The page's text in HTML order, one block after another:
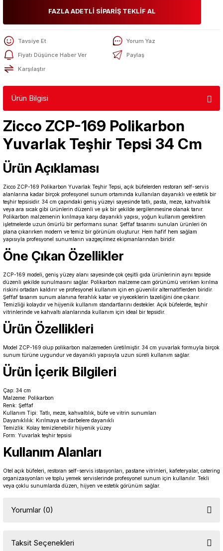
FAZLA ADETLİ SİPARİŞ TEKLİF AL
Tavsiye Et
Yorum Yaz
Fiyatı Düşünce Haber Ver
Paylaş
Karşılaştır
Ürün Bilgisi
Zicco ZCP-169 Polikarbon
Yuvarlak Teşhir Tepsi 34 Cm
Ürün Açıklaması
Zicco ZCP-169 Polikarbon Yuvarlak Teşhir Tepsi, açık büfelerden restoran self-servis
alanlarına kadar birçok profesyonel sunum ortamında kullanılan dayanıklı ve estetik bir
teşhir tepsisidir. 34 cm çapındaki geniş yüzeyi sayesinde tatlı, pasta, meze, kahvaltılık
veya ara sıcak gibi ürünlerin düzenli ve şık bir şekilde sergilenmesine olanak tanır.
Polikarbon malzemenin kırılmaya karşı dayanıklı yapısı, yoğun kullanım gerektiren
işletmelerde uzun ömürlü bir performans sunar. Şeffaf tasarımı sunulan ürünleri ön
plana çıkarırken modern ve temiz bir görünüm oluşturur. Hem hafif hem sağlam
yapısıyla profesyonel sunumların vazgeçilmez ekipmanlarından biridir.
Öne Çıkan Özellikler
ZCP-169 modeli, geniş yüzey alanı sayesinde çok çeşitli gıda ürünlerinin aynı tepside
düzenli şekilde sunulmasını sağlar. Polikarbon malzeme cam görünümü verirken kırılma
riskini ortadan kaldırır ve profesyonel kullanım için en güvenilir alternatiflerden biridir.
Şeffaf tasarım sunum alanına ferahlık katar ve yiyeceklerin tazeliğini öne çıkarır.
Temizliği kolaydır ve hijyenik kullanım standartlarını destekler. Açık büfelerde, teşhir
vitrinlerinde ve kahvaltı alanlarında kullanım için ideal bir tepsidir.
Ürün Özellikleri
Model ZCP-169 olup polikarbon malzemeden üretilmiştir. 34 cm yuvarlak formuyla birçok
sunum türüne uygundur ve dayanıklı yapısıyla uzun süreli kullanım sağlar.
Ürün İçerik Bilgileri
Çap: 34 cm
Malzeme: Polikarbon
Renk: Şeffaf
Kullanım Tipi: Tatlı, meze, kahvaltılık, büfe ve vitrin sunumları
Dayanıklılık: Kırılmaya ve darbelere dayanıklı
Temizlik: Kolay temizlenebilir hijyenik yüzey
Form: Yuvarlak teşhir tepsisi
Kullanım Alanları
Otel açık büfeleri, restoran self-servis istasyonları, pastane vitrinleri, kafeteryalar, catering
organizasyonları ve toplu yemek servislerinde profesyonel sunum için kullanılır. Tekli
veya çoklu sunumlarda düzen, hijyen ve estetik görünüm sağlar.
Yorumlar (0)
Taksit Seçenekleri